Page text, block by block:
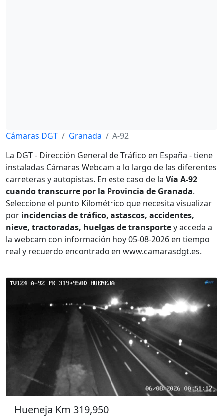
Cámaras DGT Granada
A-92
La DGT - Dirección General de Tráfico en España - tiene
instaladas Cámaras Webcam a lo largo de las diferentes
carreteras y autopistas. En este caso de la Vía A-92
cuando transcurre por la Provincia de Granada.
Seleccione el punto Kilométrico que necesita visualizar
por incidencias de tráfico, astascos, accidentes,
nieve, tractoradas, huelgas de transportey acceda a
la webcam con información hoy 05-08-2026 en tiempo
real y recuerdo encontrado en www.camarasdgt.es.
Hueneja Km 319,950